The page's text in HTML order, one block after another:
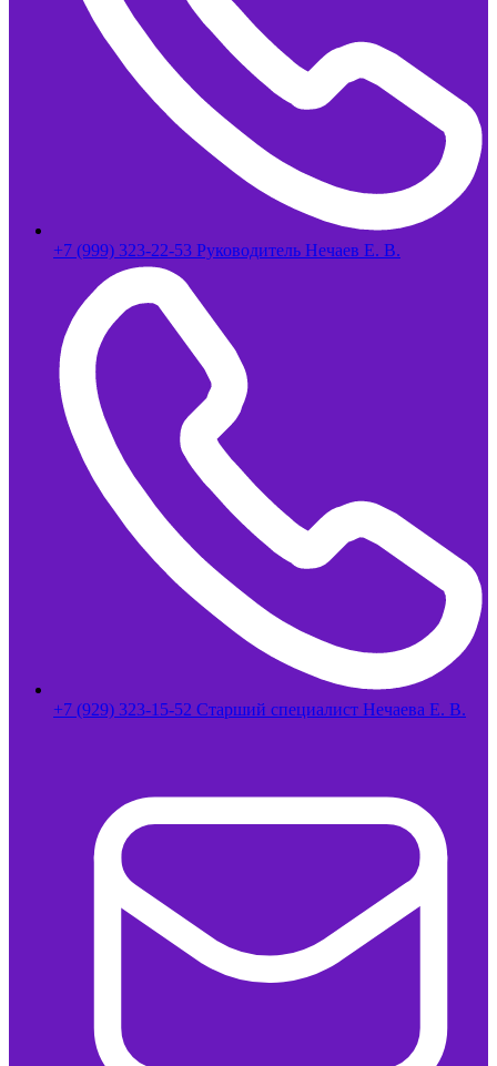
+7 (999) 323-22-53 Руководитель Нечаев Е. В.
+7 (929) 323-15-52 Старший специалист Нечаева Е. В.